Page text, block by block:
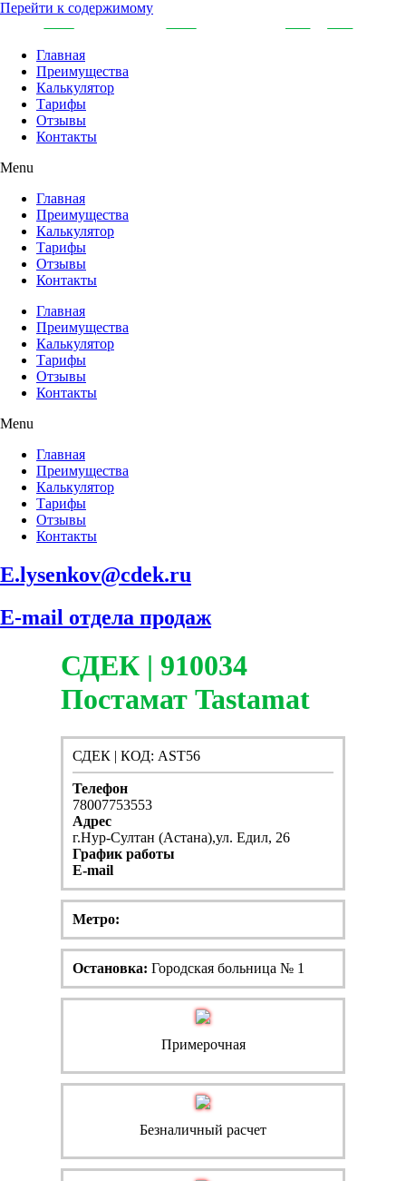
Перейти к содержимому
Главная
Преимущества
Калькулятор
Тарифы
Отзывы
Контакты
Menu
Главная
Преимущества
Калькулятор
Тарифы
Отзывы
Контакты
Главная
Преимущества
Калькулятор
Тарифы
Отзывы
Контакты
Menu
Главная
Преимущества
Калькулятор
Тарифы
Отзывы
Контакты
E.lysenkov@cdek.ru
E-mail отдела продаж
СДЕК | 910034
Постамат Tastamat
СДЕК | КОД: AST56
Телефон
78007753553
Адрес
г.Нур-Султан (Астана),ул. Едил, 26
График работы
E-mail
Метро:
Остановка: Городская больница № 1
Примерочная
Безналичный расчет